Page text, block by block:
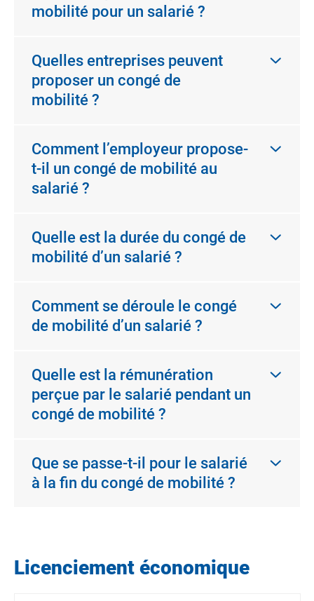
mobilité pour un salarié ?
Quelles entreprises peuvent
proposer un congé de
mobilité ?
Comment l’employeur propose-
t-il un congé de mobilité au
salarié ?
Quelle est la durée du congé de
mobilité d’un salarié ?
Comment se déroule le congé
de mobilité d’un salarié ?
Quelle est la rémunération
perçue par le salarié pendant un
congé de mobilité ?
Que se passe-t-il pour le salarié
à la fin du congé de mobilité ?
Licenciement économique